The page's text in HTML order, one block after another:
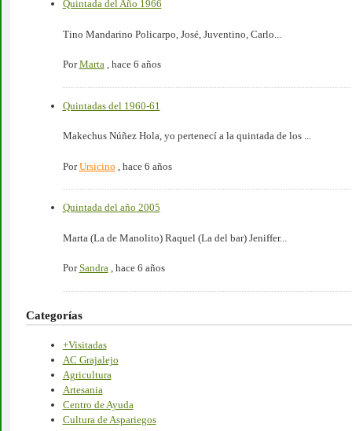
Quintada del Año 1966
Tino Mandarino Policarpo, José, Juventino, Carlo...
PorMarta, hace 6 años
Quintadas del 1960-61
Makechus Núñez Hola, yo pertenecí a la quintada de los ...
PorUrsicino hace 6 años
Quintada del año 2005
Marta (La de Manolito) Raquel (La del bar) Jeniffer...
PorSandra, hace 6 años
Categorías
+Visitadas
AC Grajalejo
Agricultura
Artesania
Centro de Ayuda
Cultura de Aspariegos